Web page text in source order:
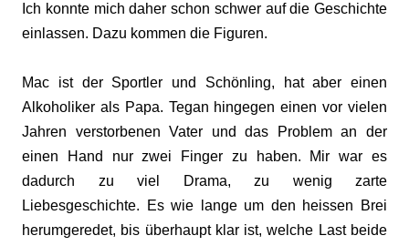
Ich konnte mich daher schon schwer auf die Geschichte
einlassen. Dazu kommen die Figuren.
Mac ist der Sportler und Schönling, hat aber einen
Alkoholiker als Papa. Tegan hingegen einen vor vielen
Jahren verstorbenen Vater und das Problem an der
einen Hand nur zwei Finger zu haben. Mir war es
dadurch zu viel Drama, zu wenig zarte
Liebesgeschichte. Es wie lange um den heissen Brei
herumgeredet, bis überhaupt klar ist, welche Last beide